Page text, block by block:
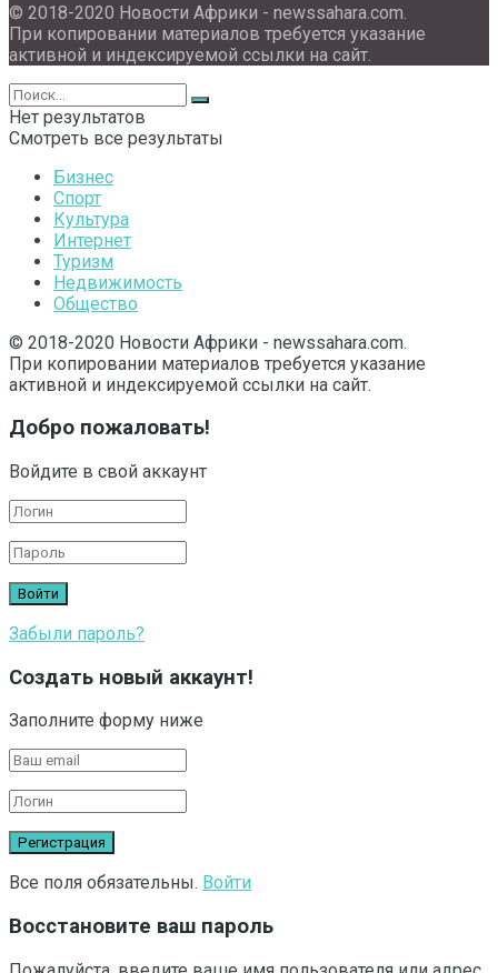
© 2018-2020 Новости Африки - newssahara.com.
При копировании материалов требуется указание
активной и индексируемой ссылки на сайт.
Нет результатов
Смотреть все результаты
Бизнес
Спорт
Культура
Интернет
Туризм
Недвижимость
Общество
© 2018-2020 Новости Африки - newssahara.com.
При копировании материалов требуется указание
активной и индексируемой ссылки на сайт.
Добро пожаловать!
Войдите в свой аккаунт
Забыли пароль?
Создать новый аккаунт!
Заполните форму ниже
Все поля обязательны. Войти
Восстановите ваш пароль